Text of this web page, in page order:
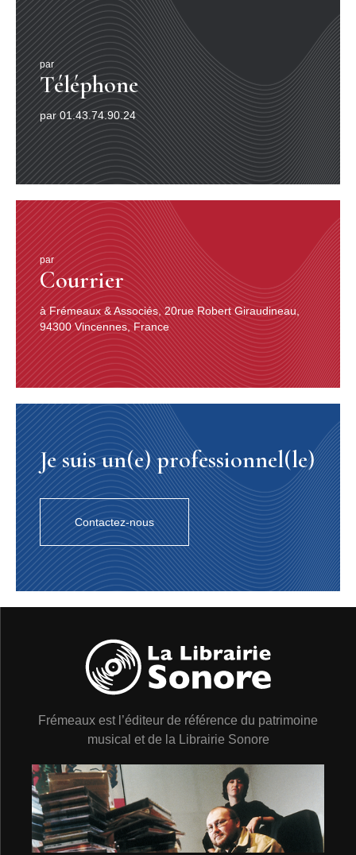
par
Téléphone
par 01.43.74.90.24
par
Courrier
à Frémeaux & Associés, 20rue Robert Giraudineau,
94300 Vincennes, France
Je suis un(e) professionnel(le)
Contactez-nous
Frémeaux est l’éditeur de référence du patrimoine
musical et de la Librairie Sonore